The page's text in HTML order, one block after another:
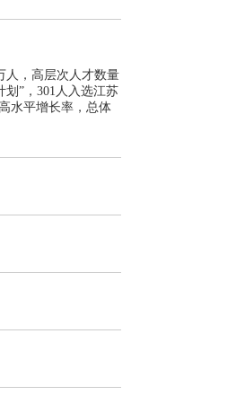
人，高层次人才数量
划”，301人入选江苏
水平增长率，总体